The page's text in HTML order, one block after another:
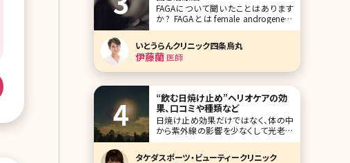
な女性の薄毛を改善してくれる内服薬
として注目を集めているの
FAGAについて聞いたことはあります
か? FAGAとはfemale androgenetic
alopeciaの頭文字をとったもので女性
の薄毛の総称です。また最近では同様
の意味でFPHL（female pattern hair
loss）と呼ばれることもあります。 美容
クリニックで働いていると薄
いとうらんクリニック四条烏丸
伊藤蘭医師
“飲む日焼け止め”ヘリオケアの効
果、口コミや種類など
日焼け止め効果だけではなく、体の中
から紫外線の影響を少なくして光老化
や皮膚疾患が起こるリスクを低減して
くれるヘリオケア。店頭では販売されて
タケダスポーツ・ビューティークリニック